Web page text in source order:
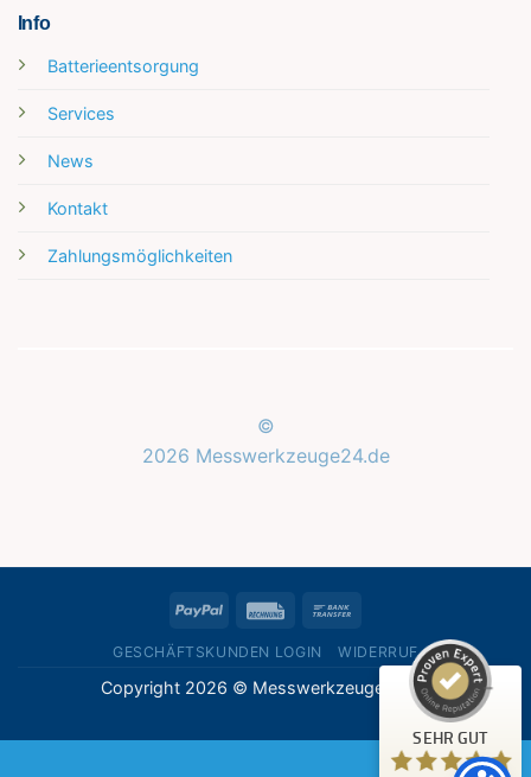
Info
Batterieentsorgung
Services
News
Kontakt
Zahlungsmöglichkeiten
©
2026 Messwerkzeuge24.de
PayPal Rechung
GESCHÄFTSKUNDEN LOGIN WIDERRUF
Copyright 2026 © Messwerkzeuge24.de
SEHR GUT
1
Bewertung auf ProvenExpert.com